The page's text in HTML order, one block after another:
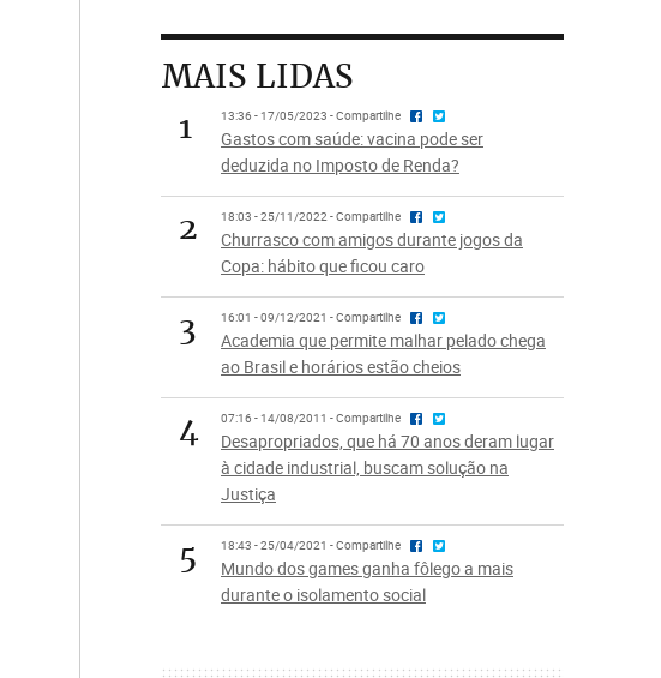
MAIS LIDAS
1
13:36 - 17/05/2023 - Compartilhe
Gastos com saúde: vacina pode ser
deduzida no Imposto de Renda?
2 18:03 - 25/11/2022 - Compartilhe
Churrasco com amigos durante jogos da
Copa: hábito que ficou caro
3 16:01 - 09/12/2021 - Compartilhe
Academia que permite malhar pelado chega
ao Brasil e horários estão cheios
4 07:16 - 14/08/2011 - Compartilhe
Desapropriados, que há 70 anos deram lugar
à cidade industrial, buscam solução na
Justiça
5 18:43 - 25/04/2021 - Compartilhe
Mundo dos games ganha fôlego a mais
durante o isolamento social